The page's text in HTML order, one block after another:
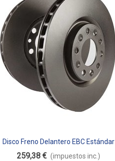
Añadir Al Carrito
Disco Freno Delantero EBC Estándar
D2205
259,38 € (impuestos inc.)